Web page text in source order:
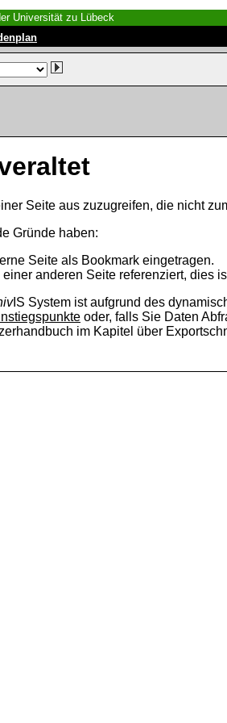
Universität zu Lübeck
Seite aus zuzugreifen, die nicht
Gründe haben:
Seite als Bookmark eingetragen.
anderen Seite referenziert, dies
IS System ist aufgrund des
oder, falls Sie Daten
im Kapitel über